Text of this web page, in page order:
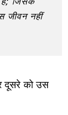
जीवन नहीं
दूसरे को उस